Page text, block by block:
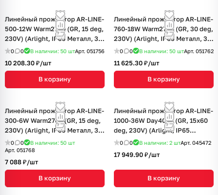
Линейный прожектор AR-LINE-
500-12W Warm2700 (GR, 15 deg,
230V) (Arlight, IP65 Металл, 3
года)
0 0 В наличии: 50 штАрт. 051756
10 208.30 ₽/шт
В корзину
Линейный прожектор AR-LINE-
760-18W Warm2700 (GR, 30 deg,
230V) (Arlight, IP65 Металл, 3
года)
0 0 В наличии: 50 штАрт. 051762
11 625.30 ₽/шт
В корзину
Линейный прожектор AR-LINE-
300-6W Warm2700 (GR, 15 deg,
230V) (Arlight, IP65 Металл, 3
года)
0 0 В наличии: 50 шт
Арт. 051768
7 088 ₽/шт
В корзину
Линейный прожектор AR-LINE-
1000-36W Day4000 (GR, 15x60
deg, 230V) (Arlight, IP65
Металл, 3 года)
0 0 В наличии: 2 штАрт. 045472
17 949.90 ₽/шт
В корзину